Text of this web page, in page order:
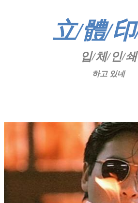
立/體/印
입/체/인/쇄
하고 있네